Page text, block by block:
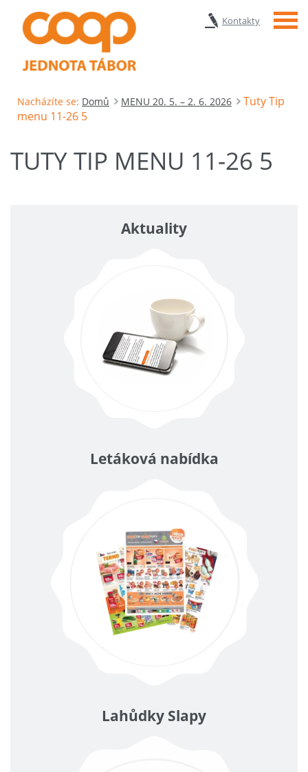
Kontakty Menu
Nacházíte se: Domů MENU 20. 5. – 2. 6. 2026
Tuty Tip
menu 11-26 5
TUTY TIP MENU 11-26 5
Aktuality
Letáková nabídka
Lahůdky Slapy